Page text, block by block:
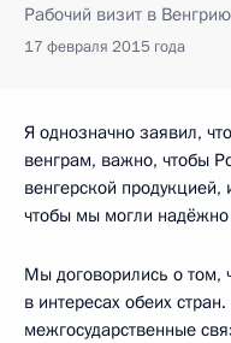
Рабочий визит в Венгрию
17 февраля 2015 года
Я однозначно заявил,
венграм, важно, чтобы
венгерской продукцией,
чтобы мы могли надёжно
Мы договорились о том,
в интересах обеих
межгосударственные